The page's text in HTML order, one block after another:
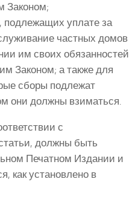
Законом;
подлежащих уплате за
частных домов
им своих обязанностей
Законом; а также для
сборы подлежат
они должны взиматься.
с
должны быть
Печатном Издании и
как установлено в